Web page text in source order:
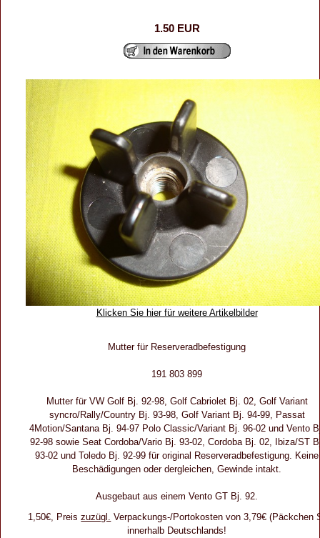
1.50 EUR
Klicken Sie hier für weitere Artikelbilder
Mutter für Reserveradbefestigung
191 803 899
Mutter für VW Golf Bj. 92-98, Golf Cabriolet Bj. 02, Golf Variant
syncro/Rally/Country Bj. 93-98, Golf Variant Bj. 94-99, Passat
4Motion/Santana Bj. 94-97 Polo Classic/Variant Bj. 96-02 und Vento
92-98 sowie Seat Cordoba/Vario Bj. 93-02, Cordoba Bj. 02, Ibiza/ST
93-02 und Toledo Bj. 92-99 für original Reserveradbefestigung. Keine
Beschädigungen oder dergleichen, Gewinde intakt.
Ausgebaut aus einem Vento GT Bj. 92.
1,50€, Preiszuzügl.
Verpackungs-/Portokosten von 3,79€ (Päckchen
innerhalb Deutschlands!